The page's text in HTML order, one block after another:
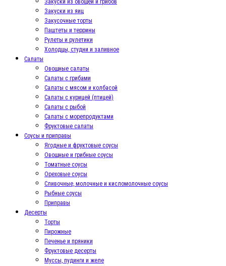
Закуски из овощей и грибов
Закуски из яиц
Закусочные торты
Паштеты и террины
Рулеты и рулетики
Холодцы, студни и заливное
Салаты
Овощные салаты
Салаты с грибами
Салаты с мясом и колбасой
Салаты с курицей (птицей)
Салаты с рыбой
Салаты с морепродуктами
Фруктовые салаты
Соусы и приправы
Ягодные и фруктовые соусы
Овощные и грибные соусы
Томатные соусы
Ореховые соусы
Сливочные, молочные и кисломолочные соусы
Рыбные соусы
Приправы
Десерты
Торты
Пирожные
Печенье и пряники
Фруктовые десерты
Муссы, пудинги и желе